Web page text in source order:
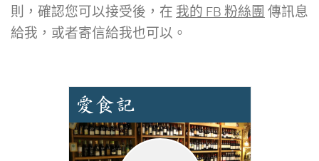
則，確認您可以接受後，在 我的 FB 粉絲團 傳訊息
給我，或者寄信給我也可以。